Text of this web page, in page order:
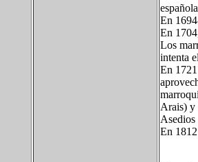
En
En
Los
intenta
En
Arais) y
En